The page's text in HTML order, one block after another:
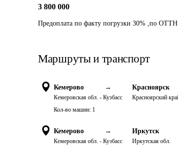
3 800 000
Предоплата по факту погрузки 30% ,по
Маршруты и транспорт
Кемерово →
Кемеровская обл. - Кузбасс
Красноярск
Красноярский
Кол-во машин: 1
Кемерово →
Кемеровская обл. - Кузбасс
Иркутск
Иркутская обл.